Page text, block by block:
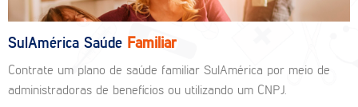
SulAmérica Saúde Familiar
Contrate um plano de saúde familiar SulAmérica por meio de
administradoras de benefícios ou utilizando um CNPJ.